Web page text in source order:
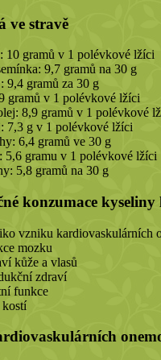
ve stravě
10 gramů v 1 polévkové lžíci
: 9,7 gramů na 30 g
9,4 gramů za 30 g
gramů v 1 polévkové lžíci
8,9 gramů v 1 polévkové
7,3 g v 1 polévkové lžíci
6,4 gramů ve 30 g
5,6 gramu v 1 polévkové lžíci
5,8 gramů na 30 g
konzumace kyseliny
vzniku kardiovaskulárních
mozku
kůže a vlasů
zdraví
funkce
kostí